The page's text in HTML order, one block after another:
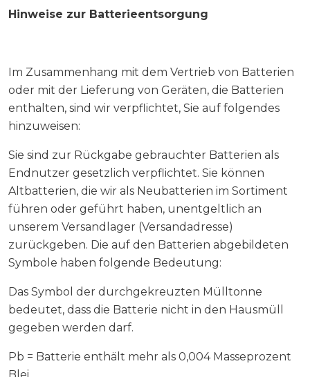
Hinweise zur Batterieentsorgung
Im Zusammenhang mit dem Vertrieb von Batterien
oder mit der Lieferung von Geräten, die Batterien
enthalten, sind wir verpflichtet, Sie auf folgendes
hinzuweisen:
Sie sind zur Rückgabe gebrauchter Batterien als
Endnutzer gesetzlich verpflichtet. Sie können
Altbatterien, die wir als Neubatterien im Sortiment
führen oder geführt haben, unentgeltlich an
unserem Versandlager (Versandadresse)
zurückgeben. Die auf den Batterien abgebildeten
Symbole haben folgende Bedeutung:
Das Symbol der durchgekreuzten Mülltonne
bedeutet, dass die Batterie nicht in den Hausmüll
gegeben werden darf.
Pb = Batterie enthält mehr als 0,004 Masseprozent